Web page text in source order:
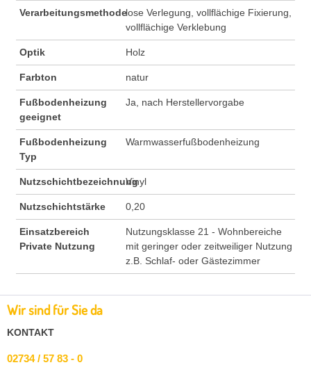
Verarbeitungsmethodelose Verlegung, vollflächige Fixierung,
vollflächige Verklebung
Optik Holz
Farbton natur
Fußbodenheizung
geeignet
Ja, nach Herstellervorgabe
Fußbodenheizung
Typ
Warmwasserfußbodenheizung
Nutzschichtbezeichnung
Vinyl
Nutzschichtstärke 0,20
Einsatzbereich
Private Nutzung
Nutzungsklasse 21 - Wohnbereiche
mit geringer oder zeitweiliger Nutzung
z.B. Schlaf- oder Gästezimmer
Wir sind für Sie da
KONTAKT
02734 / 57 83 - 0